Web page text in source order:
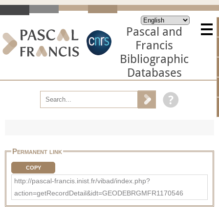
Pascal and
Francis
Bibliographic
Databases
Permanent link
COPY
http://pascal-francis.inist.fr/vibad/index.php?
action=getRecordDetail&idt=GEODEBRGMFR1170546